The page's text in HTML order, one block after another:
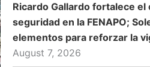
Ricardo Gallardo fortalece el
seguridad en la FENAPO;
elementos para reforzar la
August 7, 2026